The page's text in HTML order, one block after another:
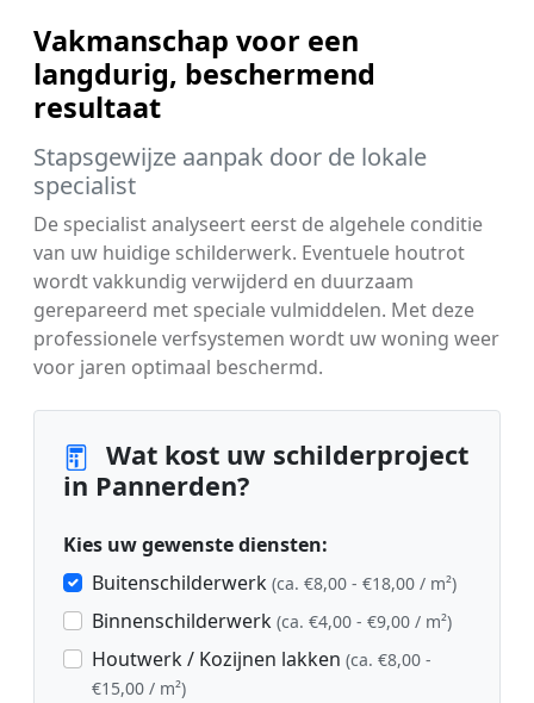
Vakmanschap voor een
langdurig, beschermend
resultaat
Stapsgewijze aanpak door de lokale
specialist
De specialist analyseert eerst de algehele conditie
van uw huidige schilderwerk. Eventuele houtrot
wordt vakkundig verwijderd en duurzaam
gerepareerd met speciale vulmiddelen. Met deze
professionele verfsystemen wordt uw woning weer
voor jaren optimaal beschermd.
Wat kost uw schilderproject
in Pannerden?
Kies uw gewenste diensten:
Buitenschilderwerk (ca. €8,00 - €18,00 / m²)
Binnenschilderwerk (ca. €4,00 - €9,00 / m²)
Houtwerk / Kozijnen lakken (ca. €8,00 -
€15,00 / m²)